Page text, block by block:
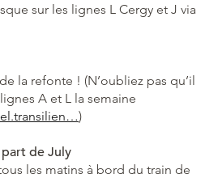
sur les lignes L Cergy et J via
la refonte ! (N’oubliez pas qu’il
A et L la semaine
)
de July
les matins à bord du train de